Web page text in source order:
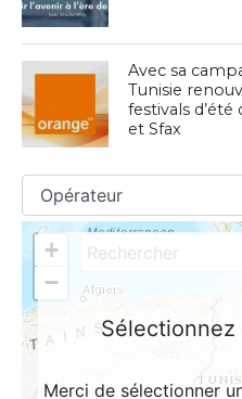
Avec sa
Tunisie
festivals
et Sfax